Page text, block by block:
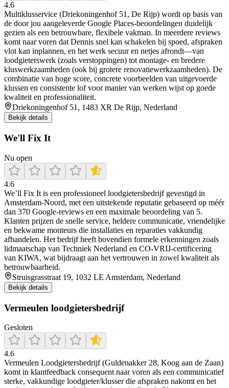
4.6
Multiklusservice (Driekoningenhof 51, De Rijp) wordt op basis van
de door jou aangeleverde Google Places-beoordelingen duidelijk
gezien als een betrouwbare, flexibele vakman. In meerdere reviews
komt naar voren dat Dennis snel kan schakelen bij spoed, afspraken
vlot kan inplannen, en het werk secuur en netjes afrondt—van
loodgieterswerk (zoals verstoppingen) tot montage- en bredere
kluswerkzaamheden (ook bij grotere renovatiewerkzaamheden). De
combinatie van hoge score, concrete voorbeelden van uitgevoerde
klussen en consistente lof voor manier van werken wijst op goede
kwaliteit en professionaliteit.
Driekoningenhof 51, 1483 XR De Rijp, Nederland
Bekijk details
We'll Fix It
Nu open
4.6
We’ll Fix It is een professioneel loodgietersbedrijf gevestigd in
Amsterdam-Noord, met een uitstekende reputatie gebaseerd op méér
dan 370 Google‑reviews en een maximale beoordeling van 5.
Klanten prijzen de snelle service, heldere communicatie, vriendelijke
en bekwame monteurs die installaties en reparaties vakkundig
afhandelen. Het bedrijf heeft bovendien formele erkenningen zoals
lidmaatschap van Techniek Nederland en CO‑VRIJ‑certificering
van KIWA, wat bijdraagt aan het vertrouwen in zowel kwaliteit als
betrouwbaarheid.
Struisgrasstraat 19, 1032 LE Amsterdam, Nederland
Bekijk details
Vermeulen loodgietersbedrijf
Gesloten
4.6
Vermeulen Loodgietersbedrijf (Guldenakker 28, Koog aan de Zaan)
komt in klantfeedback consequent naar voren als een communicatief
sterke, vakkundige loodgieter/klusser die afspraken nakomt en het